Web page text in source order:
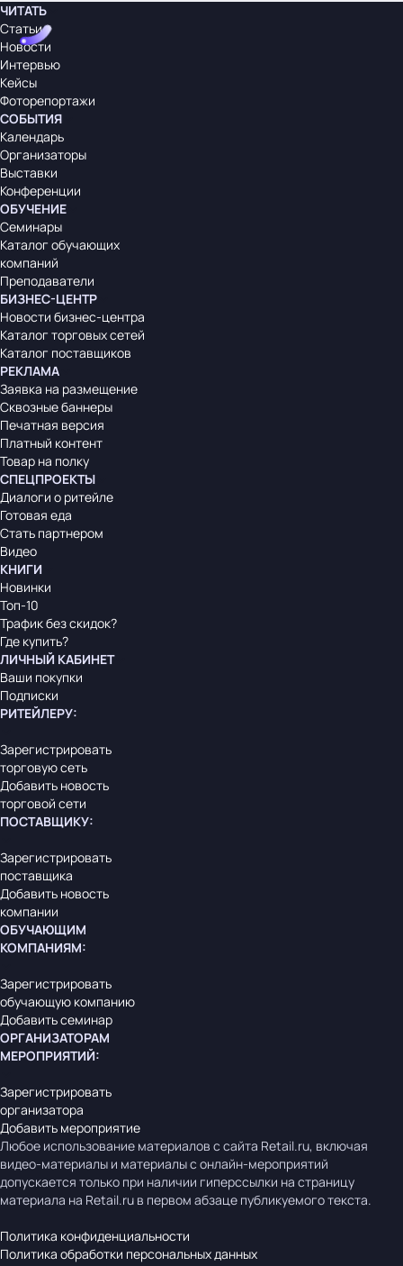
ЧИТАТЬ
Статьи
Новости
Интервью
Кейсы
Фоторепортажи
СОБЫТИЯ
Календарь
Организаторы
Выставки
Конференции
ОБУЧЕНИЕ
Семинары
Каталог обучающих
компаний
Преподаватели
БИЗНЕС-ЦЕНТР
Новости бизнес-центра
Каталог торговых сетей
Каталог поставщиков
РЕКЛАМА
Заявка на размещение
Сквозные баннеры
Печатная версия
Платный контент
Товар на полку
СПЕЦПРОЕКТЫ
Диалоги о ритейле
Готовая еда
Стать партнером
Видео
КНИГИ
Новинки
Топ-10
Трафик без скидок?
Где купить?
ЛИЧНЫЙ КАБИНЕТ
Ваши покупки
Подписки
РИТЕЙЛЕРУ:
Зарегистрировать
торговую сеть
Добавить новость
торговой сети
ПОСТАВЩИКУ:
Зарегистрировать
поставщика
Добавить новость
компании
ОБУЧАЮЩИМ
КОМПАНИЯМ:
Зарегистрировать
обучающую компанию
Добавить семинар
ОРГАНИЗАТОРАМ
МЕРОПРИЯТИЙ:
Зарегистрировать
организатора
Добавить мероприятие
Любое использование материалов с сайта Retail.ru, включая
видео-материалы и материалы с онлайн-мероприятий
допускается только при наличии гиперссылки на страницу
материала на Retail.ru в первом абзаце публикуемого текста.
Политика конфиденциальности
Политика обработки персональных данных